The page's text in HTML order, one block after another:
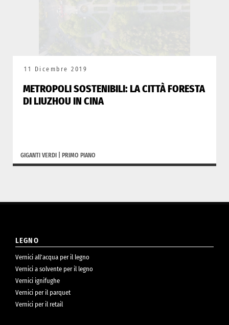
11 Dicembre 2019
METROPOLI SOSTENIBILI: LA CITTÀ FORESTA
DI LIUZHOU IN CINA
GIGANTI VERDI PRIMO PIANO
LEGNO
Vernici all’acqua per il legno
Vernici a solvente per il legno
Vernici ignifughe
Vernici per il parquet
Vernici per il retail